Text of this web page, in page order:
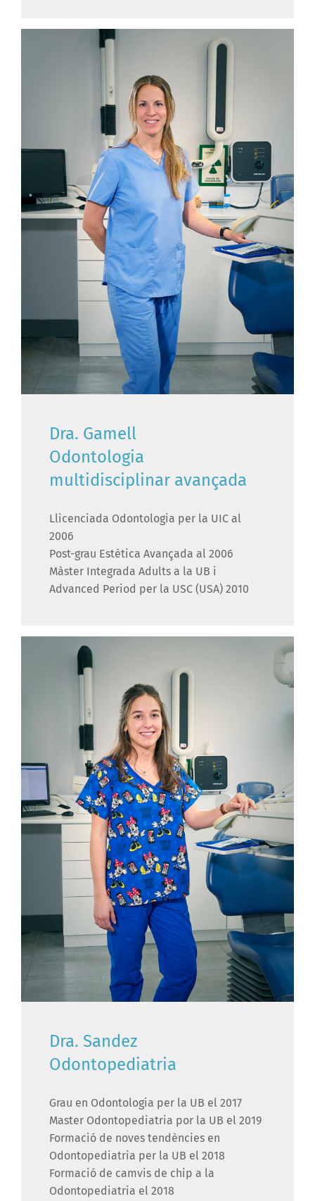
Dra. Gamell
Odontologia
multidisciplinar avançada
Llicenciada Odontologia per la UIC al
2006
Post-grau Estètica Avançada al 2006
Màster Integrada Adults a la UB i
Advanced Period per la USC (USA) 2010
Dra. Sandez
Odontopediatria
Grau en Odontologia per la UB el 2017
Master Odontopediatria por la UB el 2019
Formació de noves tendències en
Odontopediatria per la UB el 2018
Formació de camvis de chip a la
Odontopediatria el 2018